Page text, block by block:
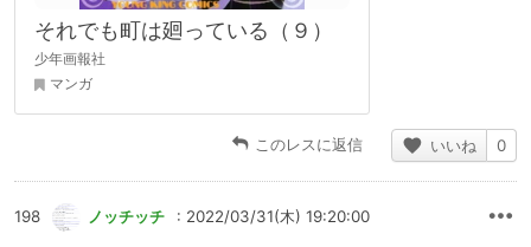
それでも町は廻っている（９）
少年画報社
マンガ
このレスに返信 いいね 0
198 ノッチッチ : 2022/03/31(木) 19:20:00